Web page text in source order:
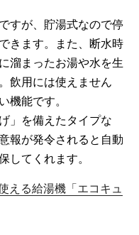
すが、貯湯式なので停
きます。また、断水時
溜まったお湯や水を生
飲用には使えません
機能です。
」を備えたタイプな
報が発令されると自動
してくれます。
える給湯機「エコキュ